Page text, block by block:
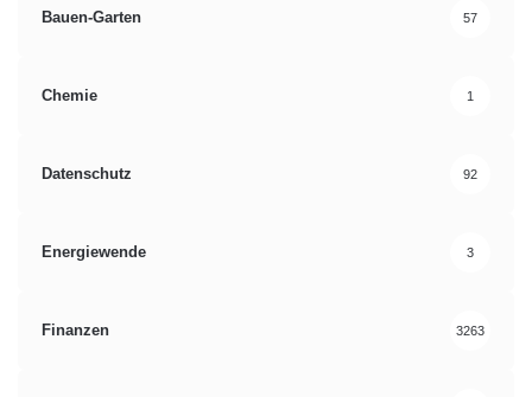
Bauen-Garten 57
Chemie 1
Datenschutz 92
Energiewende 3
Finanzen 3263